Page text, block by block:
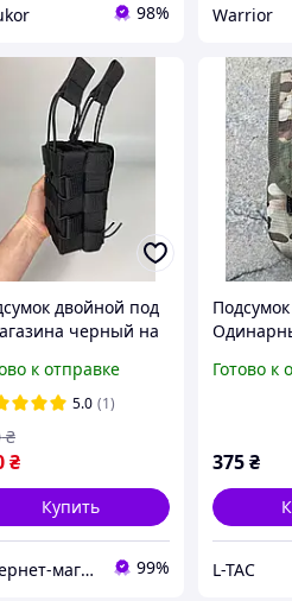
98% Warrior
двойной под
черный на
к отправке
5.0 (1)
₴
₴
Купить
Інтернет-магазин "Оптових ЦІН" 99%
Готово к
375 ₴
L-TAC